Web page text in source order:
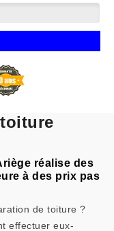
réalise des
à des prix pas
de toiture ?
effectuer eux-